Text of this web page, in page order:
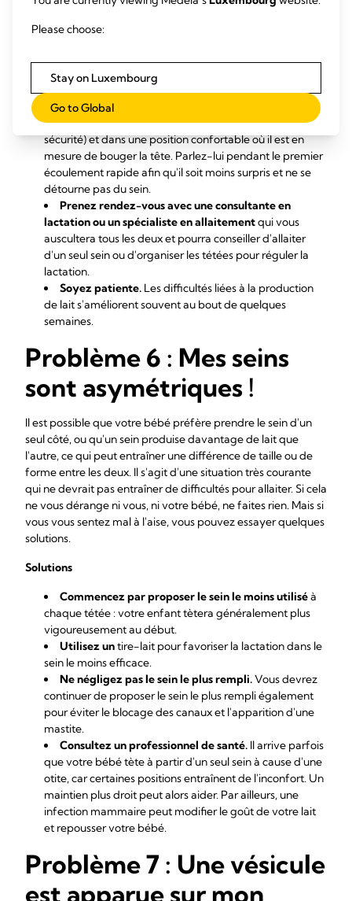
l'expression manuelle ou utilisez un tire-lait (consultez
gamme de tire-laits
l'excès de lait, ou placez une coupelle sur votre autre sein
pendant l'allaitement pour récupérer les fuites de lait.
Assurez-vous que votre bébé soit bien
maintenu.Tenez-le fermement (pour qu'il se sente en
sécurité) et dans une position confortable où il est en
mesure de bouger la tête. Parlez-lui pendant le premier
écoulement rapide afin qu'il soit moins surpris et ne se
détourne pas du sein.
Prenez rendez-vous avec une consultante en
lactation ou un spécialiste en allaitementqui vous
auscultera tous les deux et pourra conseiller d'allaiter
d'un seul sein ou d'organiser les tétées pour réguler la
lactation.
Soyez patiente. Les difficultés liées à la production
de lait s'améliorent souvent au bout de quelques
semaines.
Problème 6 : Mes seins
sont asymétriques !
Il est possible que votre bébé préfère prendre le sein d'un
seul côté, ou qu'un sein produise davantage de lait que
l'autre, ce qui peut entraîner une différence de taille ou de
forme entre les deux. Il s'agit d'une situation très courante
qui ne devrait pas entraîner de difficultés pour allaiter. Si cela
ne vous dérange ni vous, ni votre bébé, ne faites rien. Mais si
vous vous sentez mal à l'aise, vous pouvez essayer quelques
solutions.
Solutions
Commencez par proposer le sein le moins utiliséà
chaque tétée : votre enfant tètera généralement plus
vigoureusement au début.
Utilisez untire-lait pour favoriser la lactation dans le
sein le moins efficace.
Ne négligez pas le sein le plus rempli.Vous devrez
continuer de proposer le sein le plus rempli également
pour éviter le blocage des canaux et l'apparition d'une
mastite.
Consultez un professionnel de santé. Il arrive parfois
que votre bébé tète à partir d'un seul sein à cause d'une
otite, car certaines positions entraînent de l'inconfort. Un
maintien plus droit peut alors aider. Par ailleurs, une
infection mammaire peut modifier le goût de votre lait
et repousser votre bébé.
Problème 7 : Une vésicule
est apparue sur mon
Please choose:
Stay on Luxembourg
Go to Global